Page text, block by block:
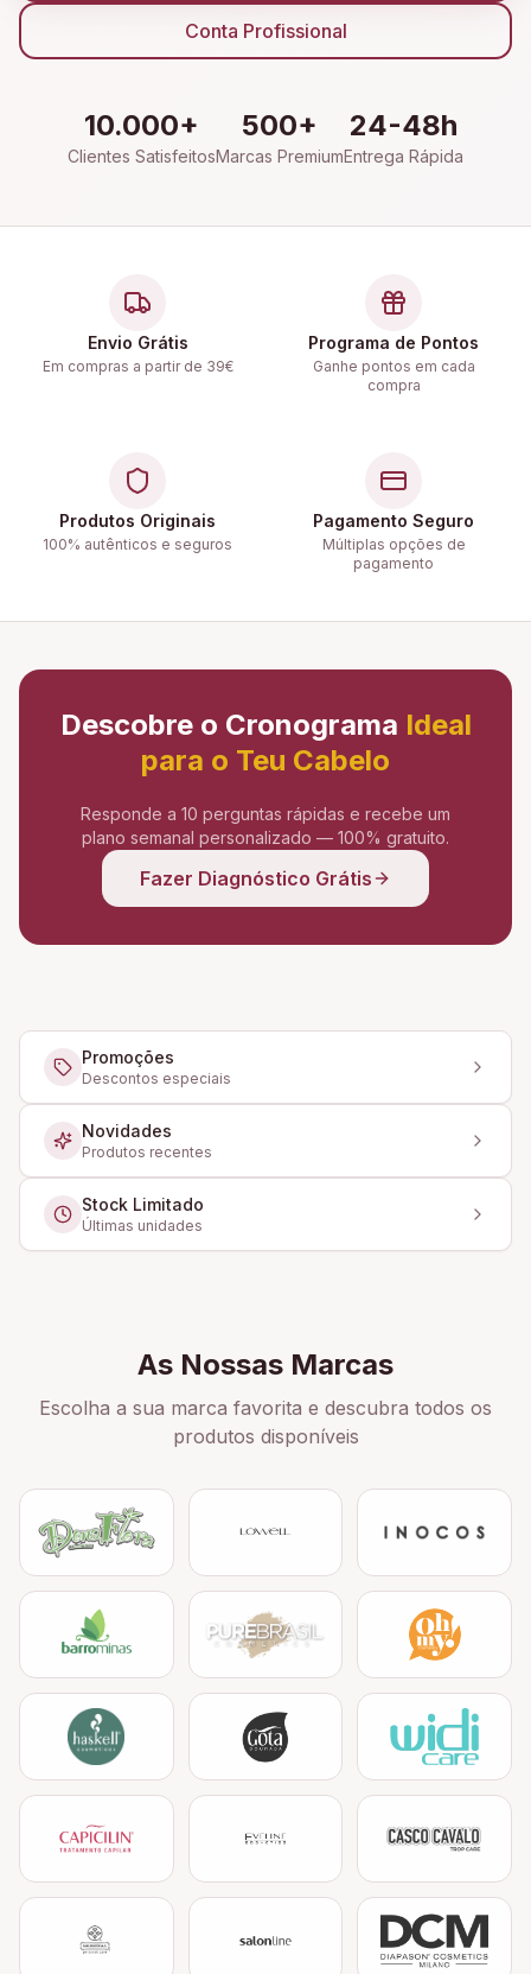
Conta Profissional
10.000+
Clientes Satisfeitos
500+
Marcas Premium
24-48h
Entrega Rápida
Envio Grátis
Em compras a partir de 39€
Programa de Pontos
Ganhe pontos em cada
compra
Produtos Originais
100% autênticos e seguros
Pagamento Seguro
Múltiplas opções de
pagamento
Descobre o Cronograma Ideal
para o Teu Cabelo
Responde a 10 perguntas rápidas e recebe um
plano semanal personalizado — 100% gratuito.
Fazer Diagnóstico Grátis
Promoções
Descontos especiais
Novidades
Produtos recentes
Stock Limitado
Últimas unidades
As Nossas Marcas
Escolha a sua marca favorita e descubra todos os
produtos disponíveis